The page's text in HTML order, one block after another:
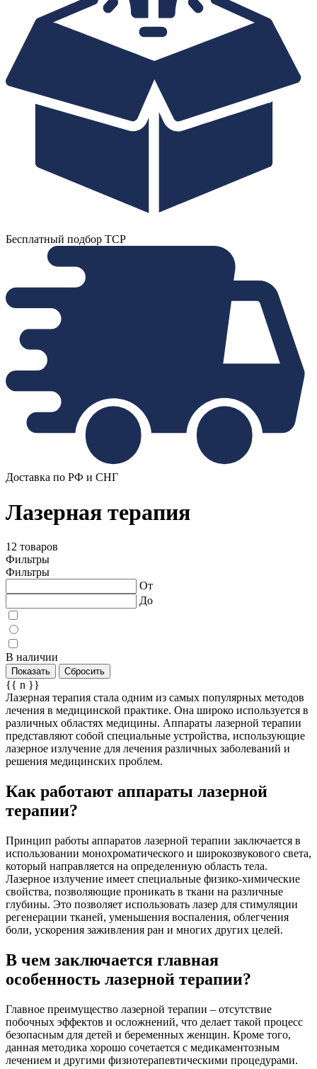
Бесплатный подбор ТСР
Доставка по РФ и СНГ
Лазерная терапия
12 товаров
Фильтры
Фильтры
От
До
В наличии
Показать Сбросить
{{ n }}
Лазерная терапия стала одним из самых популярных методов
лечения в медицинской практике. Она широко используется в
различных областях медицины. Аппараты лазерной терапии
представляют собой специальные устройства, использующие
лазерное излучение для лечения различных заболеваний и
решения медицинских проблем.
Как работают аппараты лазерной
терапии?
Принцип работы аппаратов лазерной терапии заключается в
использовании монохроматического и широкозвукового света,
который направляется на определенную область тела.
Лазерное излучение имеет специальные физико-химические
свойства, позволяющие проникать в ткани на различные
глубины. Это позволяет использовать лазер для стимуляции
регенерации тканей, уменьшения воспаления, облегчения
боли, ускорения заживления ран и многих других целей.
В чем заключается главная
особенность лазерной терапии?
Главное преимущество лазерной терапии – отсутствие
побочных эффектов и осложнений, что делает такой процесс
безопасным для детей и беременных женщин. Кроме того,
данная методика хорошо сочетается с медикаментозным
лечением и другими физиотерапевтическими процедурами.